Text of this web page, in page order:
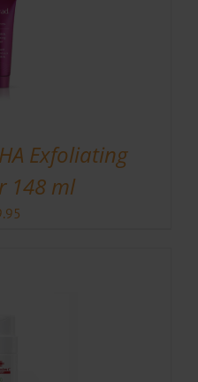
Exfoliating
148 ml